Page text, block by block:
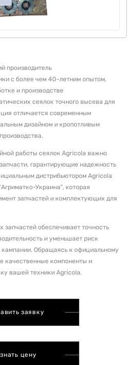
производитель
с более чем 40-летним опытом,
и производстве
сеялок точного высева для
отличается современным
дизайном и кропотливым
работы сеялок Agricola важно
гарантирующие надежность
дистрибьютором Agricola
Украина", которая
запчастей и комплектующих для
запчастей обеспечивает точность
и уменьшает риск
кампании. Обращаясь к официальному
качественные компоненты и
вашей техники Agricola.
заявку
цену